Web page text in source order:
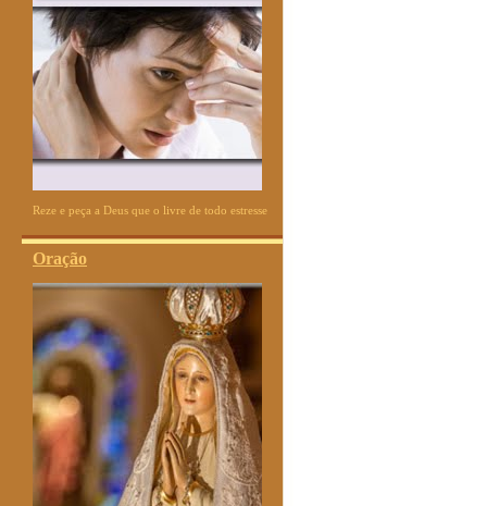
Reze e peça a Deus que o livre de todo estresse
Oração